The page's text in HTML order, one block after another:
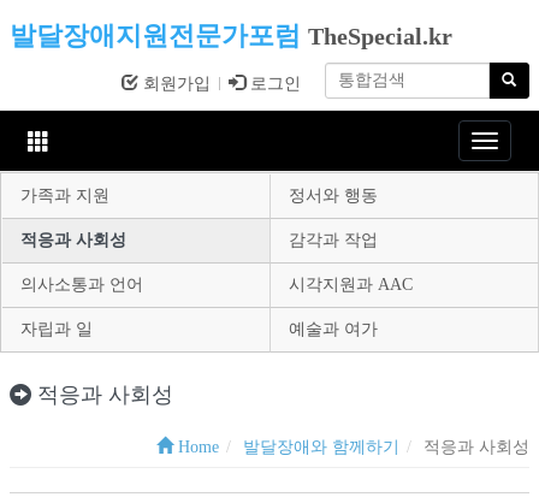
발달장애지원전문가포럼 TheSpecial.kr
회원가입 로그인
Toggle
가족과 지원
정서와 행동
적응과 사회성 감각과 작업
의사소통과 언어 시각지원과 AAC
자립과 일 예술과 여가
적응과 사회성
Home 발달장애와 함께하기 적응과 사회성